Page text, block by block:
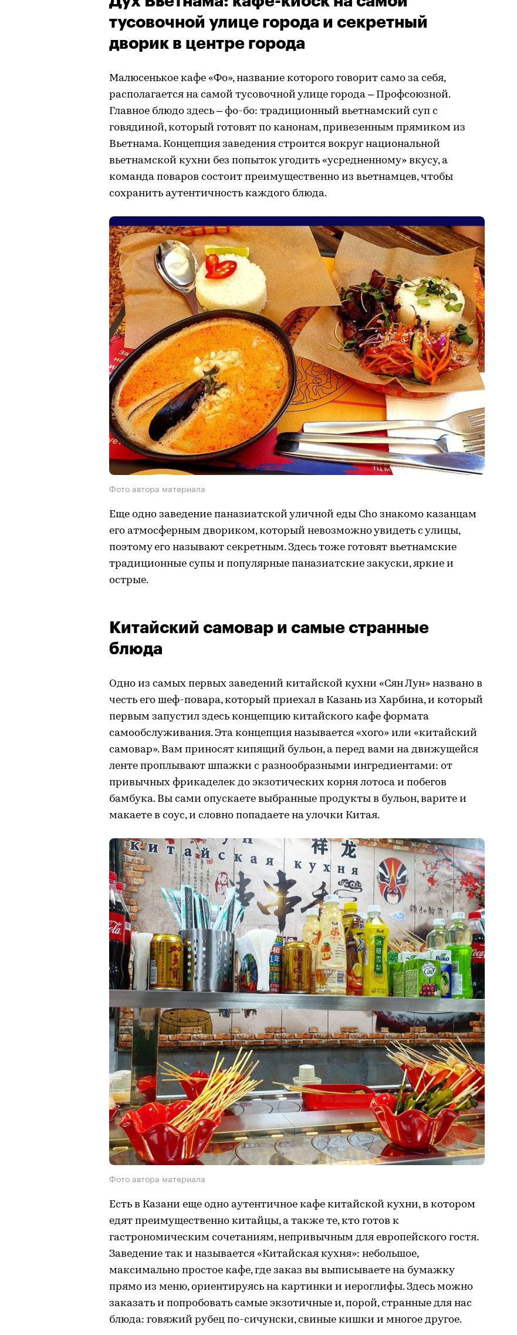
тусовочной улице города и секретный
дворик в центре города
Малюсенькое кафе «Фо», название которого говорит само за себя,
располагается на самой тусовочной улице города – Профсоюзной.
Главное блюдо здесь – фо-бо: традиционный вьетнамский суп с
говядиной, который готовят по канонам, привезенным прямиком из
Вьетнама. Концепция заведения строится вокруг национальной
вьетнамской кухни без попыток угодить «усредненному» вкусу, а
команда поваров состоит преимущественно из вьетнамцев, чтобы
сохранить аутентичность каждого блюда.
Фото автора материала
Еще одно заведение паназиатской уличной еды Cho знакомо казанцам
его атмосферным двориком, который невозможно увидеть с улицы,
поэтому его называют секретным. Здесь тоже готовят вьетнамские
традиционные супы и популярные паназиатские закуски, яркие и
острые.
Китайский самовар и самые странные
блюда
Одно из самых первых заведений китайской кухни «Сян Лун» названо в
честь его шеф-повара, который приехал в Казань из Харбина, и который
первым запустил здесь концепцию китайского кафе формата
самообслуживания. Эта концепция называется «хого» или «китайский
самовар». Вам приносят кипящий бульон, а перед вами на движущейся
ленте проплывают шпажки с разнообразными ингредиентами: от
привычных фрикаделек до экзотических корня лотоса и побегов
бамбука. Вы сами опускаете выбранные продукты в бульон, варите и
макаете в соус, и словно попадаете на улочки Китая.
Фото автора материала
Есть в Казани еще одно аутентичное кафе китайской кухни, в котором
едят преимущественно китайцы, а также те, кто готов к
гастрономическим сочетаниям, непривычным для европейского гостя.
Заведение так и называется «Китайская кухня»: небольшое,
максимально простое кафе, где заказ вы выписываете на бумажку
прямо из меню, ориентируясь на картинки и иероглифы. Здесь можно
заказать и попробовать самые экзотичные и, порой, странные для нас
блюда: говяжий рубец по-сичунски, свиные кишки и многое другое.